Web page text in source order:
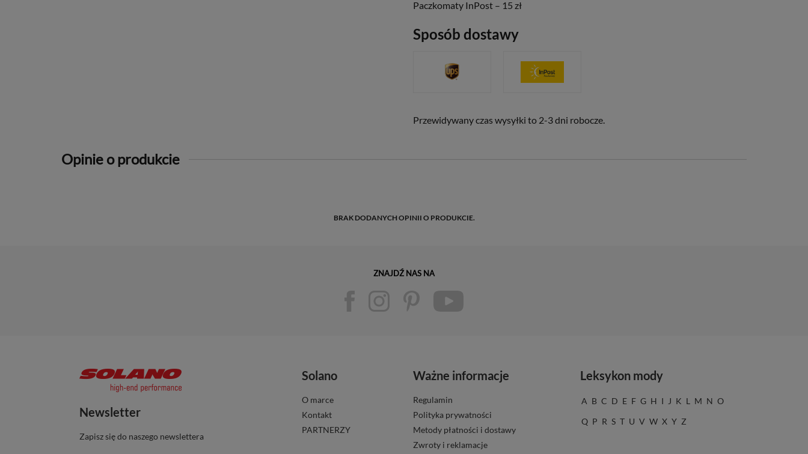
Paczkomaty InPost – 15 zł
Sposób dostawy
Przewidywany czas wysyłki to 2-3 dni robocze.
Opinie o produkcie
BRAK DODANYCH OPINII O PRODUKCIE.
ZNAJDŹ NAS NA
Newsletter
Zapisz się do naszego newslettera
Solano
O marce
Kontakt
PARTNERZY
Ważne informacje
Regulamin
Polityka prywatności
Metody płatności i dostawy
Zwroty i reklamacje
Leksykon mody
A B C D E F G H I J K L M N O
Q P R S T U V W X Y Z